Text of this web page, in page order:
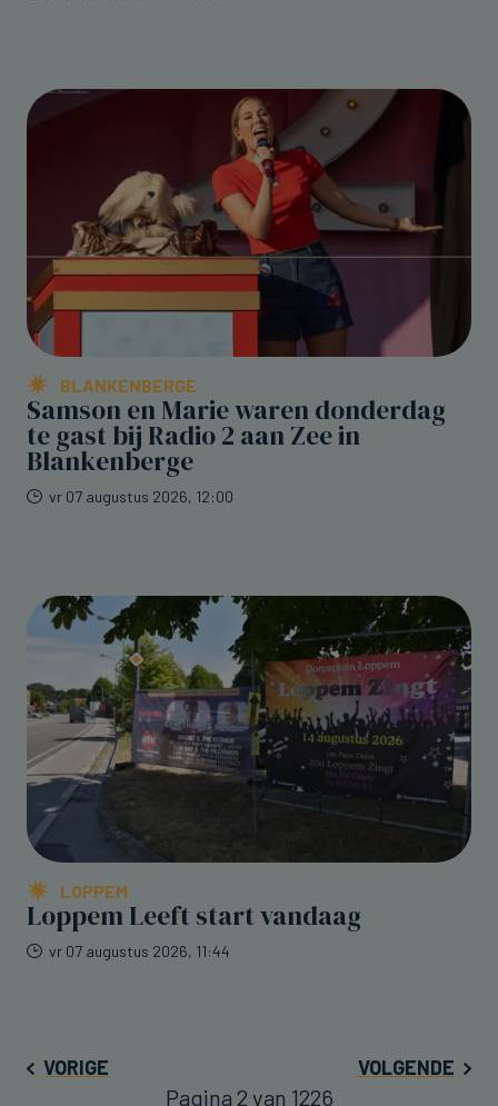
BLANKENBERGE
Samson en Marie waren donderdag
te gast bij Radio 2 aan Zee in
Blankenberge
vr 07 augustus 2026, 12:00
LOPPEM
Loppem Leeft start vandaag
vr 07 augustus 2026, 11:44
VORIGE VOLGENDE
Pagina 2 van 1226